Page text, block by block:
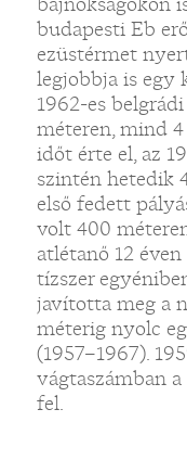
budapesti Eb
ezüstérmet
legjobbja is egy
1962-es
méteren, mind
időt érte el, az
szintén hetedik
első fedett
volt 400
atlétanő 12
tízszer
javította meg a
méterig nyolc
(1957–1967).
vágtaszámban
fel.